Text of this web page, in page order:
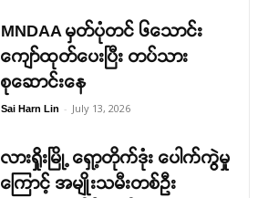
MNDAA မှတ်ပုံတင် ၆သောင်း
ကျော်ထုတ်ပေးပြီး တပ်သား
စုဆောင်းနေ
Sai Harn Lin - July 13, 2026
လားရှိုးမြို့ ရှော့တိုက်ဒုံး ပေါက်ကွဲမှု
ကြောင့် အမျိုးသမီးတစ်ဦး